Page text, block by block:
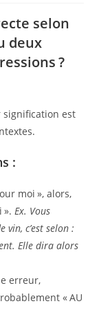
selon
deux
?
signification est
:
moi », alors,
».Ex. Vous
vin, c’est selon :
Elle dira alors
erreur,
« AU